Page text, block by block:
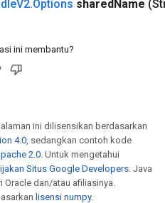
V2.Options sharedName
ini membantu?
ini dilisensikan berdasarkan
4.0, sedangkan contoh kode
2.0. Untuk mengetahui
Situs Google Developers. Java
Oracle dan/atau afiliasinya.
lisensi numpy.